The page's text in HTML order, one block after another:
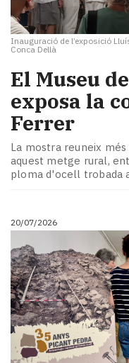
Inauguració de l’exposició
Conca Dellà
El Museu
exposa la
Ferrer
La mostra reuneix
aquest metge rural,
ploma d'ocell trobada
20/07/2026